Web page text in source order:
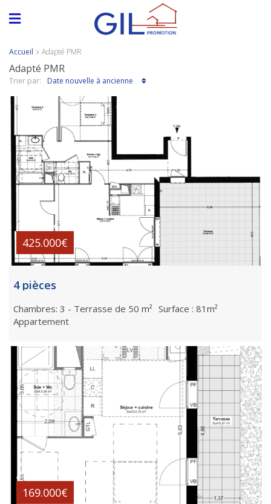
Accueil Adapté PMR
Adapté PMR
Trier par: Date nouvelle à ancienne
A partir de
425.000€
4 pièces
Chambres: 3 - Terrasse de 50 m² Surface : 81m²
Appartement
A partir de
169.000€